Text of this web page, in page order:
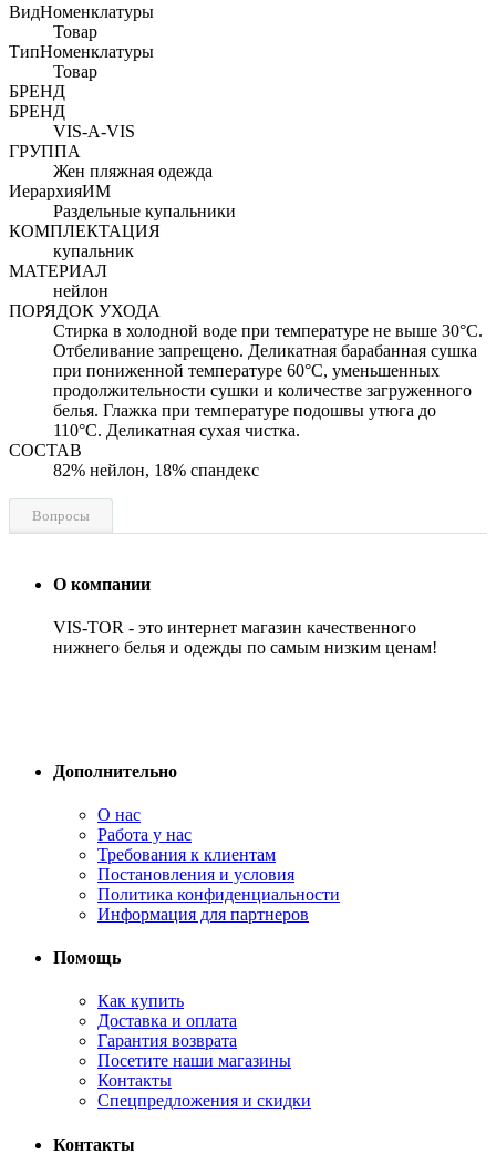
ВидНоменклатуры
Товар
ТипНоменклатуры
Товар
БРЕНД
БРЕНД
VIS-A-VIS
ГРУППА
Жен пляжная одежда
ИерархияИМ
Раздельные купальники
КОМПЛЕКТАЦИЯ
купальник
МАТЕРИАЛ
нейлон
ПОРЯДОК УХОДА
Стирка в холодной воде при температуре не выше 30°C.
Отбеливание запрещено. Деликатная барабанная сушка
при пониженной температуре 60°C, уменьшенных
продолжительности сушки и количестве загруженного
белья. Глажка при температуре подошвы утюга до
110°C. Деликатная сухая чистка.
СОСТАВ
82% нейлон, 18% спандекс
Вопросы
О компании
VIS-TOR - это интернет магазин качественного
нижнего белья и одежды по самым низким ценам!
Дополнительно
О нас
Работа у нас
Требования к клиентам
Постановления и условия
Политика конфиденциальности
Информация для партнеров
Помощь
Как купить
Доставка и оплата
Гарантия возврата
Посетите наши магазины
Контакты
Спецпредложения и скидки
Контакты